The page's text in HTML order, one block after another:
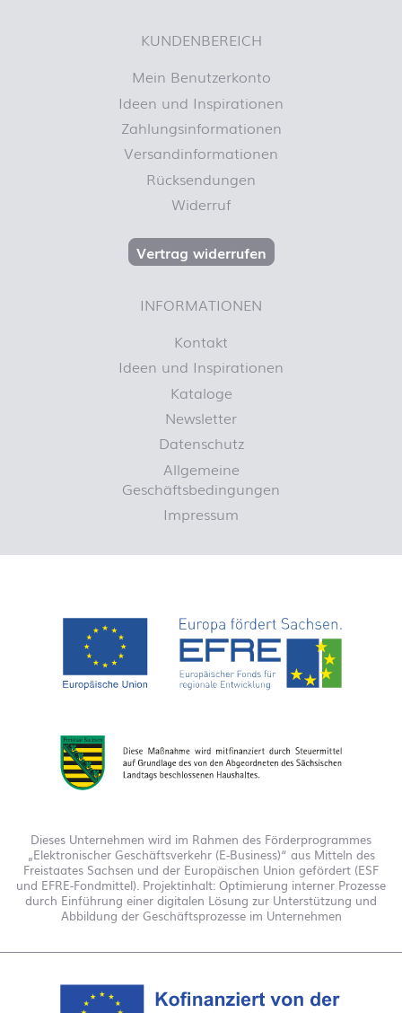
KUNDENBEREICH
Mein Benutzerkonto
Ideen und Inspirationen
Zahlungsinformationen
Versandinformationen
Rücksendungen
Widerruf
Vertrag widerrufen
INFORMATIONEN
Kontakt
Ideen und Inspirationen
Kataloge
Newsletter
Datenschutz
Allgemeine
Geschäftsbedingungen
Impressum
Dieses Unternehmen wird im Rahmen des Förderprogrammes
„Elektronischer Geschäftsverkehr (E-Business)“ aus Mitteln des
Freistaates Sachsen und der Europäischen Union gefördert (ESF
und EFRE-Fondmittel). Projektinhalt: Optimierung interner Prozesse
durch Einführung einer digitalen Lösung zur Unterstützung und
Abbildung der Geschäftsprozesse im Unternehmen